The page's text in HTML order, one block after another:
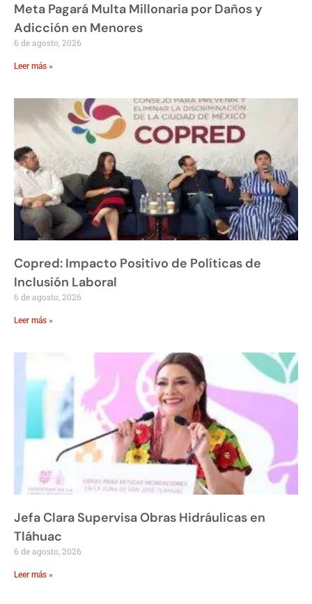
Meta Pagará Multa Millonaria por Daños y
Adicción en Menores
6 de agosto, 2026
Leer más »
Copred: Impacto Positivo de Políticas de
Inclusión Laboral
6 de agosto, 2026
Leer más »
Jefa Clara Supervisa Obras Hidráulicas en
Tláhuac
6 de agosto, 2026
Leer más »